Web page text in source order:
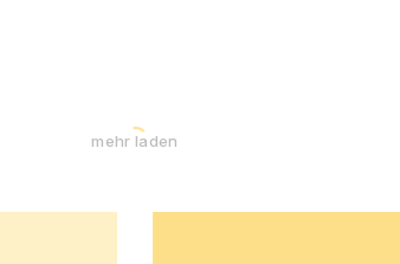
mehr laden